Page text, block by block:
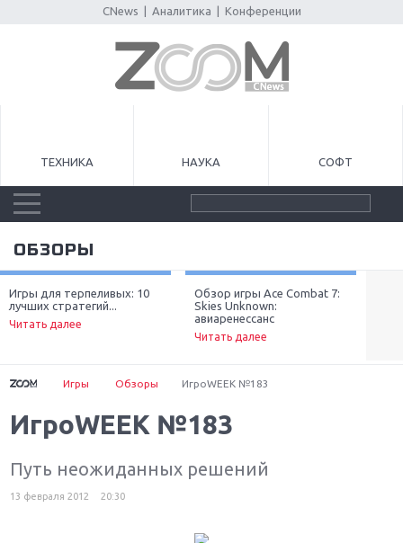
CNews Аналитика Конференции
ТЕХНИКА НАУКА СОФТ
ОБЗОРЫ
Игры для терпеливых: 10
лучших стратегий...
Читать далее
Обзор игры Ace Combat 7:
Skies Unknown:
авиаренессанс
Читать далее
Игры Обзоры ИгроWEEK №183
ИгроWEEK №183
Путь неожиданных решений
13 февраля 2012 20:30